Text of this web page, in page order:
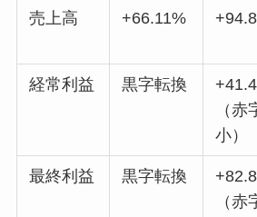
売上高 +66.11%
経常利益 黒字転換
（赤
小）
最終利益 黒字転換
（赤